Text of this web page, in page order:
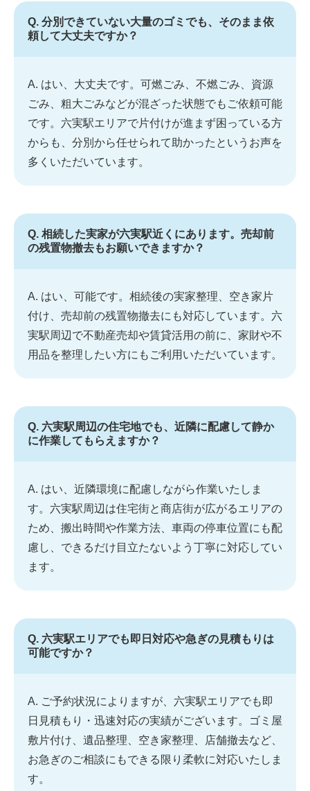
Q. 分別できていない大量のゴミでも、そのまま依
頼して大丈夫ですか？
A. はい、大丈夫です。可燃ごみ、不燃ごみ、資源
ごみ、粗大ごみなどが混ざった状態でもご依頼可能
です。六実駅エリアで片付けが進まず困っている方
からも、分別から任せられて助かったというお声を
多くいただいています。
Q. 相続した実家が六実駅近くにあります。売却前
の残置物撤去もお願いできますか？
A. はい、可能です。相続後の実家整理、空き家片
付け、売却前の残置物撤去にも対応しています。六
実駅周辺で不動産売却や賃貸活用の前に、家財や不
用品を整理したい方にもご利用いただいています。
Q. 六実駅周辺の住宅地でも、近隣に配慮して静か
に作業してもらえますか？
A. はい、近隣環境に配慮しながら作業いたしま
す。六実駅周辺は住宅街と商店街が広がるエリアの
ため、搬出時間や作業方法、車両の停車位置にも配
慮し、できるだけ目立たないよう丁寧に対応してい
ます。
Q. 六実駅エリアでも即日対応や急ぎの見積もりは
可能ですか？
A. ご予約状況によりますが、六実駅エリアでも即
日見積もり・迅速対応の実績がございます。ゴミ屋
敷片付け、遺品整理、空き家整理、店舗撤去など、
お急ぎのご相談にもできる限り柔軟に対応いたしま
す。